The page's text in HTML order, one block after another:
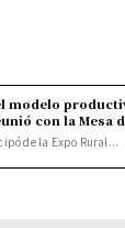
modelo
con la Mesa
de la Expo Rural...